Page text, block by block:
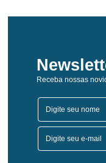
Receba nossas